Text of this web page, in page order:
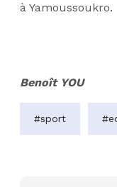
à Yamoussoukro.
Benoît YOU
#sport